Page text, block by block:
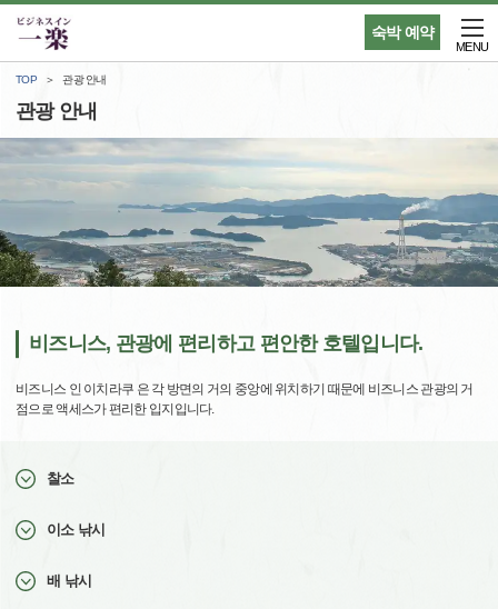
숙박 예약
MENU
TOP 관광 안내
관광 안내
비즈니스, 관광에 편리하고 편안한 호텔입니다.
비즈니스 인 이치라쿠 은 각 방면의 거의 중앙에 위치하기 때문에 비즈니스 관광의 거
점으로 액세스가 편리한 입지입니다.
찰소
이소 낚시
배 낚시